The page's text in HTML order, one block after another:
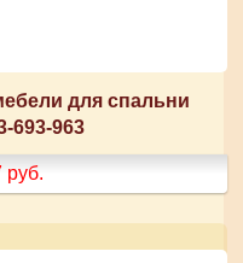
для спальни
693-963
руб.